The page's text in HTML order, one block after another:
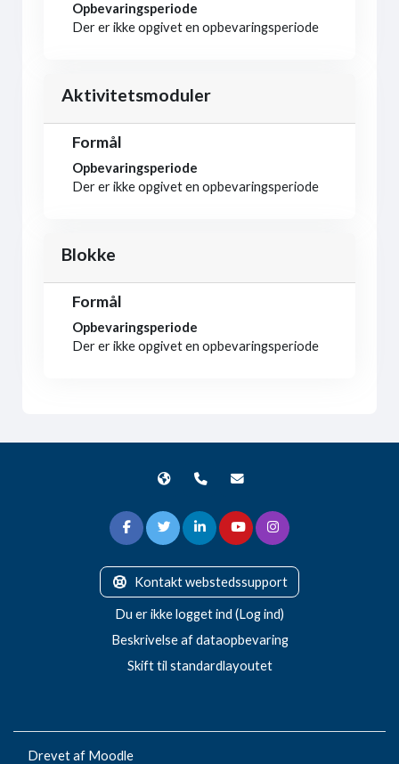
Opbevaringsperiode
Der er ikke opgivet en opbevaringsperiode
Aktivitetsmoduler
Formål
Opbevaringsperiode
Der er ikke opgivet en opbevaringsperiode
Blokke
Formål
Opbevaringsperiode
Der er ikke opgivet en opbevaringsperiode
Kontakt webstedssupport
Du er ikke logget ind (Log ind)
Beskrivelse af dataopbevaring
Skift til standardlayoutet
Drevet af Moodle